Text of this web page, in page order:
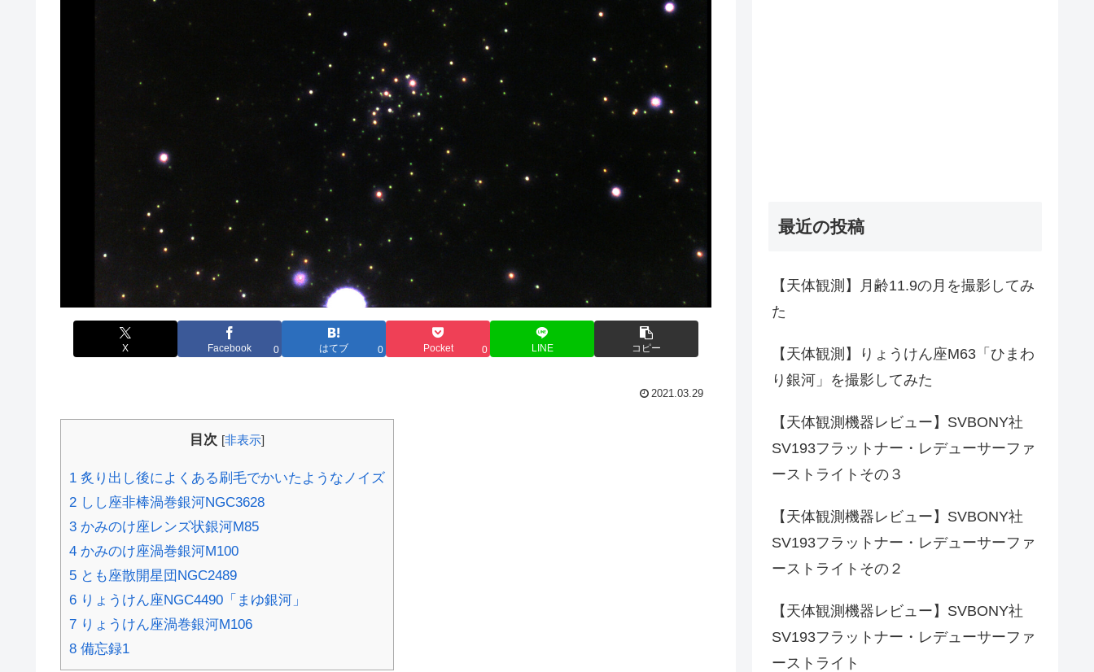
X Facebook 0 はてブ 0 Pocket 0 LINE コピー
2021.03.29
目次 [非表示]
1 炙り出し後によくある刷毛でかいたようなノイズ
2 しし座非棒渦巻銀河NGC3628
3 かみのけ座レンズ状銀河M85
4 かみのけ座渦巻銀河M100
5 とも座散開星団NGC2489
6 りょうけん座NGC4490「まゆ銀河」
7 りょうけん座渦巻銀河M106
8 備忘録1
最近の投稿
【天体観測】月齢11.9の月を撮影してみ
た
【天体観測】りょうけん座M63「ひまわ
り銀河」を撮影してみた
【天体観測機器レビュー】SVBONY社
SV193フラットナー・レデューサーファ
ーストライトその３
【天体観測機器レビュー】SVBONY社
SV193フラットナー・レデューサーファ
ーストライトその２
【天体観測機器レビュー】SVBONY社
SV193フラットナー・レデューサーファ
ーストライト